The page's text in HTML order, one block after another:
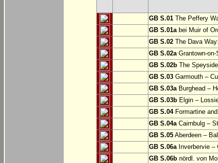
GB S.01 The Peffery
GB S.01abei Muir of
GB S.02 The Dava
GB S.02aGrantown-on-
GB S.02b The
GB S.03 Garmouth –
GB S.03aBurghead –
GB S.03b Elgin –
GB S.04Formartine
GB S.04aCairnbulg –
GB S.05 Aberdeen –
GB S.06aInverbervie –
GB S.06b nördl. von